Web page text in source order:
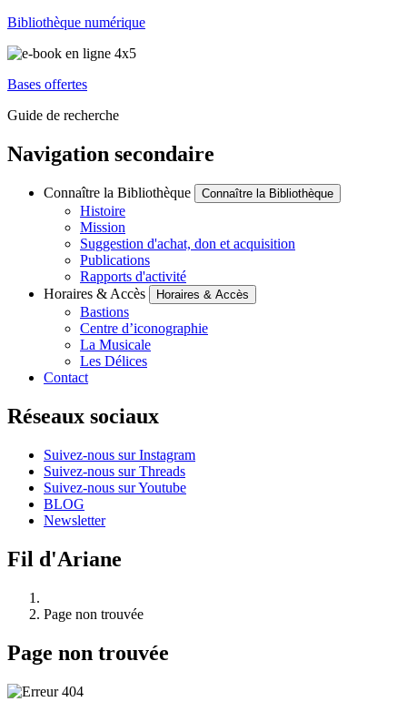
Bibliothèque numérique
Bases offertes
Guide de recherche
Navigation secondaire
Connaître la Bibliothèque Connaître la Bibliothèque
Histoire
Mission
Suggestion d'achat, don et acquisition
Publications
Rapports d'activité
Horaires & Accès
Horaires & Accès
Bastions
Centre d’iconographie
La Musicale
Les Délices
Contact
Réseaux sociaux
Suivez-nous sur Instagram
Suivez-nous sur Threads
Suivez-nous sur Youtube
BLOG
Newsletter
Fil d'Ariane
Page non trouvée
Page non trouvée